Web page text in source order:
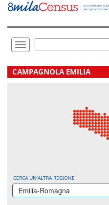
Vai
direttamente
Toggle
navigation
.
CAMPAGNOLA EMILIA
CERCA UN'ALTRA REGIONE
Emilia-Romagna